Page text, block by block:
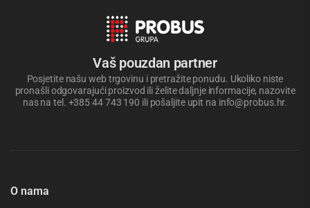
Vaš pouzdan partner
Posjetite našu web trgovinu i pretražite ponudu. Ukoliko niste
pronašli odgovarajući proizvod ili želite daljnje informacije, nazovite
nas na tel. +385 44 743 190 ili pošaljite upit na info@probus.hr.
O nama